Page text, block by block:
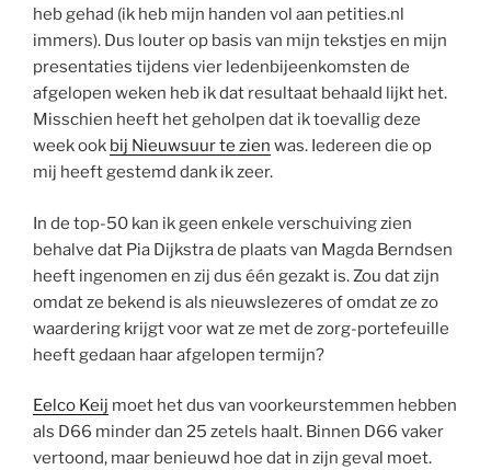
heb gehad (ik heb mijn handen vol aan petities.nl
immers). Dus louter op basis van mijn tekstjes en mijn
presentaties tijdens vier ledenbijeenkomsten de
afgelopen weken heb ik dat resultaat behaald lijkt het.
Misschien heeft het geholpen dat ik toevallig deze
week ook bij Nieuwsuur te zien was. Iedereen die op
mij heeft gestemd dank ik zeer.
In de top-50 kan ik geen enkele verschuiving zien
behalve dat Pia Dijkstra de plaats van Magda Berndsen
heeft ingenomen en zij dus één gezakt is. Zou dat zijn
omdat ze bekend is als nieuwslezeres of omdat ze zo
waardering krijgt voor wat ze met de zorg-portefeuille
heeft gedaan haar afgelopen termijn?
Eelco Keij moet het dus van voorkeurstemmen hebben
als D66 minder dan 25 zetels haalt. Binnen D66 vaker
vertoond, maar benieuwd hoe dat in zijn geval moet.